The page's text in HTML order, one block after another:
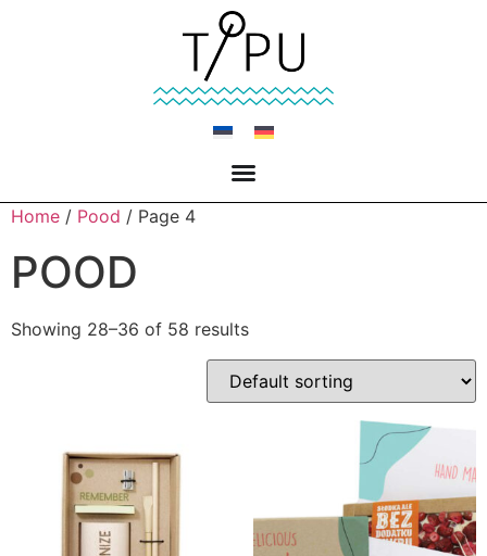
Home / Pood / Page 4
POOD
Showing 28–36 of 58 results